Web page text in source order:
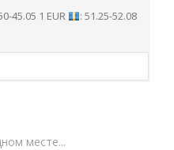
45.05 1 EUR
: 51.25-52.08
месте...